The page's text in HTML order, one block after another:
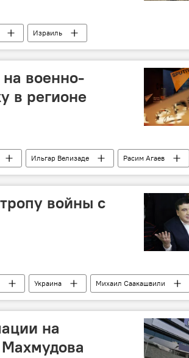
Израиль
"Железный купол" Визит
военно-
в регионе
Ильгар Велизаде
Расим Агаев
выборы в США
войны с
Украина Михаил Саакашвили
на